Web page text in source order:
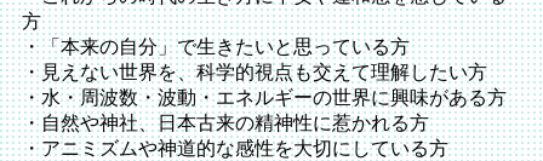
方
・「本来の自分」で生きたいと思っている方
・見えない世界を、科学的視点も交えて理解したい方
・水・周波数・波動・エネルギーの世界に興味がある方
・自然や神社、日本古来の精神性に惹かれる方
・アニミズムや神道的な感性を大切にしている方